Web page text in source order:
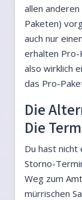
allen anderen
Paketen)
auch nur
erhalten Pro-
also wirklich
das Pro-
Die
Die
Du hast nicht
Storno-
Weg zum
mürrischen